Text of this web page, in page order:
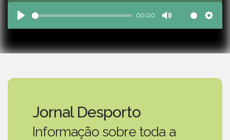
Play
00:00
Mute
Jornal Desporto
Informação sobre toda a